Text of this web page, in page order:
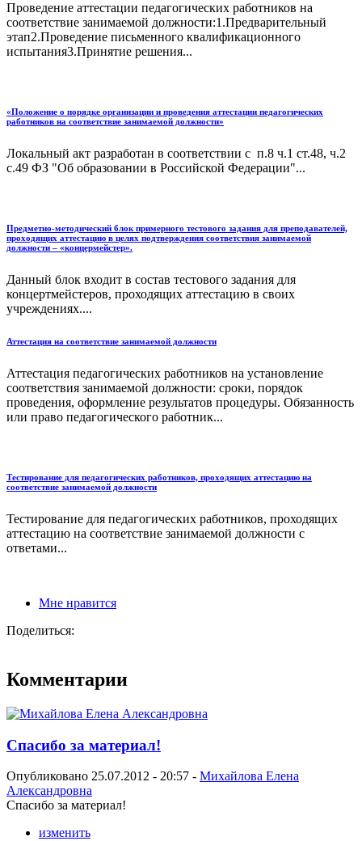
Проведение аттестации педагогических работников на
соответствие занимаемой должности:1.Предварительный
этап2.Проведение письменного квалификационного
испытания3.Принятие решения...
«Положение о порядке организации и проведения аттестации педагогических
работников на соответствие занимаемой должности»
Локальный акт разработан в соответствии с п.8 ч.1 ст.48, ч.2
с.49 ФЗ "Об образовании в Российской Федерации"...
Предметно-методический блок примерного тестового задания для преподавателей,
проходящих аттестацию в целях подтверждения соответствия занимаемой
должности – «концермейстер».
Данный блок входит в состав тестового задания для
концертмейстеров, проходящих аттестацию в своих
учреждениях....
Аттестация на соответствие занимаемой должности
Аттестация педагогических работников на установление
соответствия занимаемой должности: сроки, порядок
проведения, оформление результатов процедуры. Обязанность
или право педагогического работник...
Тестирование для педагогических работников, проходящих аттестацию на
соответствие занимаемой должности
Тестирование для педагогических работников, проходящих
аттестацию на соответствие занимаемой должности с
ответами...
Мне нравится
Поделиться:
Комментарии
Спасибо за материал!
Опубликовано 25.07.2012 - 20:57 - Михайлова Елена
Александровна
Спасибо за материал!
изменить